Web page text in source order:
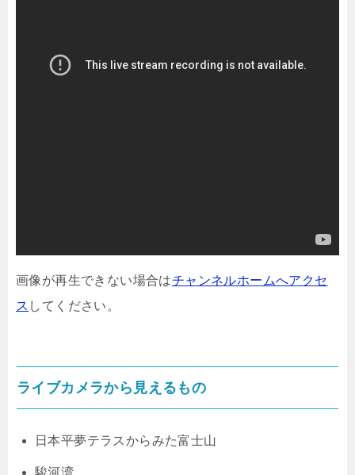
画像が再生できない場合はチャンネルホームへアクセ
ス してください。
ライブカメラから見えるもの
日本平夢テラスからみた富士山
駿河湾